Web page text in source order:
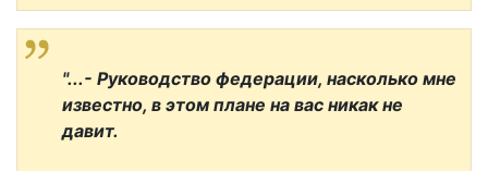
"...- Руководство федерации, насколько мне
известно, в этом плане на вас никак не
давит.